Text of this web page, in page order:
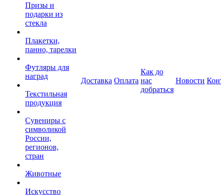
Призы и
подарки из
стекла
Плакетки,
панно, тарелки
Футляры для
наград
Текстильная
продукция
Сувениры с
символикой
России,
регионов,
стран
Животные
Искусство
Доставка Оплата
Как до
нас
добраться
Новости